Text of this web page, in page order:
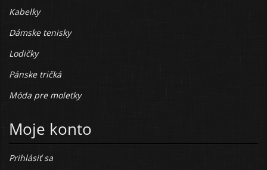
Kabelky
Dámske tenisky
Lodičky
Pánske tričká
Móda pre moletky
Moje konto
Prihlásiť sa